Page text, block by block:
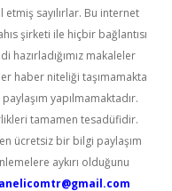
sayılırlar. Bu internet
şirketi ile hiçbir bağlantısı
hazırladığımız makaleler
haber niteliği taşımamakta
yapılmamaktadır.
tamamen tesadüfidir.
ücretsiz bir bilgi paylaşım
aykırı olduğunu